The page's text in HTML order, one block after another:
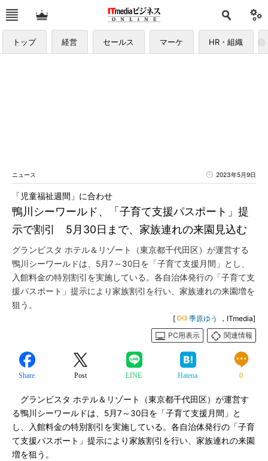
トップ 経営 セールス マーケ HR・組織
ニュース 2023年5月9日
鴨川シーワールド、「子育て支援パスポート」提
示で割引 5月30日まで、家族連れの来園見込む
「児童福祉週間」に合わせ
グランビスタ ホテル＆リゾート（東京都千代田区）が運営する
鴨川シーワールドは、5月7～30日を「子育て支援月間」とし、
入館料金の特別割引を実施している。各自治体発行の「子育て支
援パスポート」提示により家族割引を行い、家族連れの来園増を
狙う。
[ 季原ゆう
，ITmedia]
PC用表示
関連情報
Share Post LINE Hatena 0
グランビスタ ホテル＆リゾート（東京都千代田区）が運営す
る鴨川シーワールドは、5月7～30日を「子育て支援月間」と
し、入館料金の特別割引を実施している。各自治体発行の「子育
て支援パスポート」提示により家族割引を行い、家族連れの来園
増を狙う。